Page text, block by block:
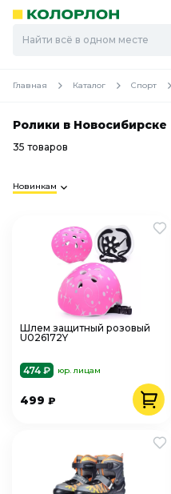
Ск
Ск
Главная Каталог Спорт
Ролики в Новосибирске
35 товаров
Новинкам
Шлем защитный розовый
U026172Y
474 ₽ юр. лицам
499 ₽